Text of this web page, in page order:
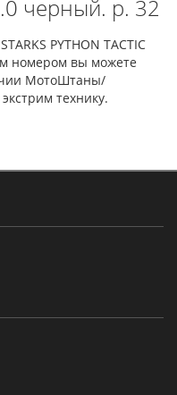
черный. р. 32
PYTHON TACTIC
номером вы можете
МотоШтаны/
технику.